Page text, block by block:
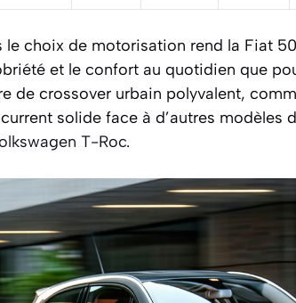
le choix de motorisation rend la Fiat
et le confort au quotidien que
de crossover urbain polyvalent,
solide face à d’autres modèles
T-Roc.